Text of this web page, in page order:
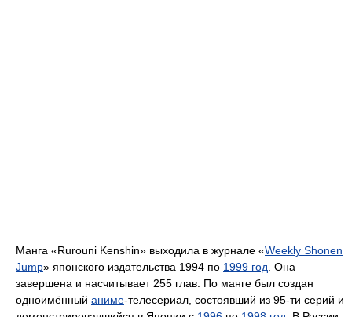
Манга «Rurouni Kenshin» выходила в журнале «Weekly Shonen
Jump» японского издательства 1994 по 1999 год . Она
завершена и насчитывает 255 глав. По манге был создан
одноимённый аниме-телесериал, состоявший из 95-ти серий и